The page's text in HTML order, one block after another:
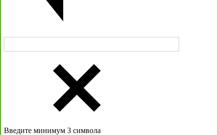
Введите минимум 3 символа